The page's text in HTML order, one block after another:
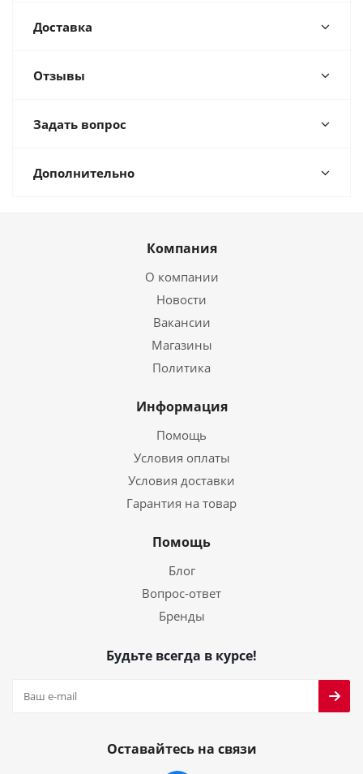
Доставка
Отзывы
Задать вопрос
Дополнительно
Компания
О компании
Новости
Вакансии
Магазины
Политика
Информация
Помощь
Условия оплаты
Условия доставки
Гарантия на товар
Помощь
Блог
Вопрос-ответ
Бренды
Будьте всегда в курсе!
Оставайтесь на связи